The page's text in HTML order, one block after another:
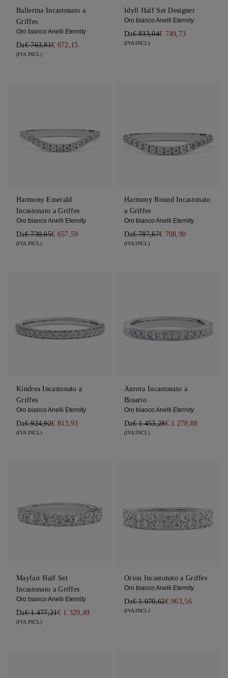
Ballerina Incastonato a
Griffes
Oro bianco Anelli Eternity
Da€ 763,81€ 672,15
(IVA INCL)
Idyll Half Set Designer
Oro bianco Anelli Eternity
Da€ 833,04€ 749,73
(IVA INCL)
Harmony Emerald
Incastonato a Griffes
Oro bianco Anelli Eternity
Da€ 730,65€ 657,59
(IVA INCL)
Harmony Round Incastonato
a Griffes
Oro bianco Anelli Eternity
Da€ 787,67€ 708,90
(IVA INCL)
Kindrea Incastonato a
Griffes
Oro bianco Anelli Eternity
Da€ 924,92€ 813,93
(IVA INCL)
Aurora Incastonato a
Binario
Oro bianco Anelli Eternity
Da€ 1.453,28€ 1.278,88
(IVA INCL)
Mayfair Half Set
Incastonato a Griffes
Oro bianco Anelli Eternity
Da€ 1.477,21€ 1.329,49
(IVA INCL)
Orion Incastonato a Griffes
Oro bianco Anelli Eternity
Da€ 1.070,62€ 963,56
(IVA INCL)